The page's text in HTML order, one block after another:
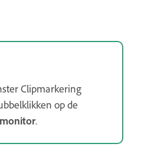
Clipmarkering
op de
.